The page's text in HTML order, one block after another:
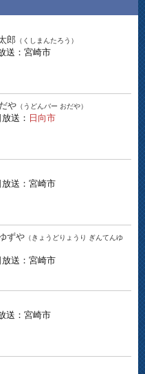
郎 （くしまんたろう）
送：宮崎市
や （うどんバー おだや）
送： 日向市
放送：宮崎市
ずや （きょうどりょうり ぎんてんゆ
放送：宮崎市
送：宮崎市